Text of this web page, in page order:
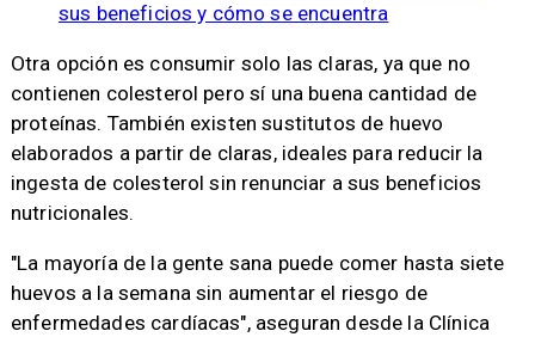
sus beneficios y cómo se encuentra
Otra opción es consumir solo las claras, ya que no
contienen colesterol pero sí una buena cantidad de
proteínas. También existen sustitutos de huevo
elaborados a partir de claras, ideales para reducir la
ingesta de colesterol sin renunciar a sus beneficios
nutricionales.
"La mayoría de la gente sana puede comer hasta siete
huevos a la semana sin aumentar el riesgo de
enfermedades cardíacas", aseguran desde la Clínica